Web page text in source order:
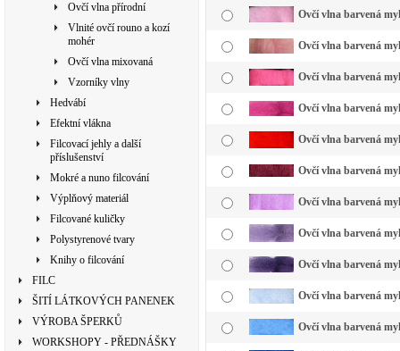
Ovčí vlna přírodní
Vlnité ovčí rouno a kozí
mohér
Ovčí vlna mixovaná
Vzorníky vlny
Hedvábí
Efektní vlákna
Filcovací jehly a další
příslušenství
Mokré a nuno filcování
Výplňový materiál
Filcované kuličky
Polystyrenové tvary
Knihy o filcování
FILC
ŠITÍ LÁTKOVÝCH PANENEK
VÝROBA ŠPERKŮ
WORKSHOPY - PŘEDNÁŠKY
Ovčí vlna barvená
Ovčí vlna barvená
Ovčí vlna barvená
Ovčí vlna barvená
Ovčí vlna barvená
Ovčí vlna barvená
Ovčí vlna barvená
Ovčí vlna barvená
Ovčí vlna barvená
Ovčí vlna barvená
Ovčí vlna barvená